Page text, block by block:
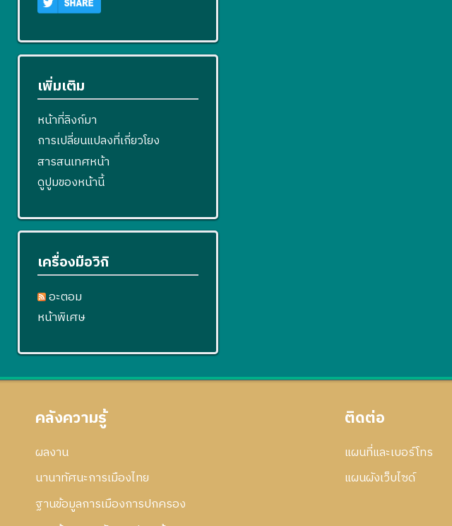
เพิ่มเติม
หน้าที่ลิงก์มา
การเปลี่ยนแปลงที่เกี่ยวโยง
สารสนเทศหน้า
ดูปูมของหน้านี้
เครื่องมือวิกิ
อะตอม
หน้าพิเศษ
คลังความรู้
ผลงาน
นานาทัศนะการเมืองไทย
ฐานข้อมูลการเมืองการปกครอง
ติดต่อ
แผนที่และเบอร์โทร
แผนผังเว็บไซด์